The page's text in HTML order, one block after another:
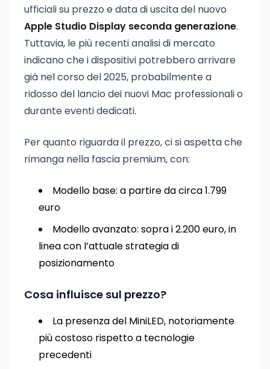
ufficiali su prezzo e data di uscita del nuovo
Apple Studio Display seconda generazione.
Tuttavia, le più recenti analisi di mercato
indicano che i dispositivi potrebbero arrivare
già nel corso del 2025, probabilmente a
ridosso del lancio dei nuovi Mac professionali o
durante eventi dedicati.
Per quanto riguarda il prezzo, ci si aspetta che
rimanga nella fascia premium, con:
Modello base: a partire da circa 1.799
euro
Modello avanzato: sopra i 2.200 euro, in
linea con l’attuale strategia di
posizionamento
Cosa influisce sul prezzo?
La presenza del MiniLED, notoriamente
più costoso rispetto a tecnologie
precedenti